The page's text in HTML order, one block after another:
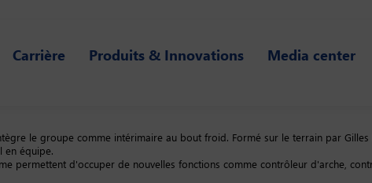
Carrière Produits & Innovations Media center
le groupe comme intérimaire au bout froid. Formé sur le terrain par
en équipe.
permettent d'occuper de nouvelles fonctions comme contrôleur d'arche,